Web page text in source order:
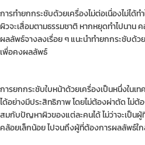
การทำยกกระชับด้วยเครื่องไม่ต่อเนื่องไม่ได้ท
ผิวจะเสื่อมตามธรรมชาติ หากหยุดทำไปนาน
ผลลัพธ์จางลงเรื่อย ๆ แนะนำทำยกกระชับด้
เพื่อคงผลลัพธ์
การยกกระชับใบหน้าด้วยเครื่องเป็นหนึ่งในเ
ได้อย่างมีประสิทธิภาพ โดยไม่ต้องผ่าตัด ไม่ต้
สมกับปัญหาผิวของแต่ละคนได้ ไม่ว่าจะเป็
คล้อยเล็กน้อย ไปจนถึงผู้ที่ต้องการผลลัพธ์ใ